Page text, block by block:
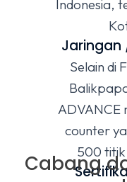
Indonesia,
Jaringan
Selain di
ADVANCE
counter
500 titik
Cabang